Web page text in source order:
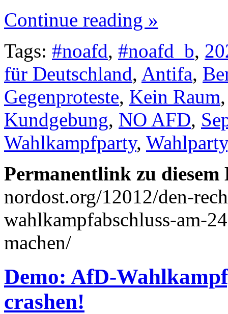
Continue reading »
Tags: #noafd, #noafd_b,
für Deutschland, Antifa,
Gegenproteste, Kein Raum
Kundgebung, NO AFD,
Wahlkampfparty, Wahlparty
Permanentlink zu
nordost.org/12012/den-
wahlkampfabschluss-am-
machen/
Demo: AfD-
crashen!